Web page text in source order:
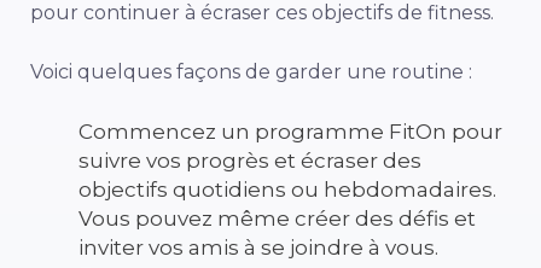
pour continuer à écraser ces objectifs de fitness.
Voici quelques façons de garder une routine :
Commencez un programme FitOn pour
suivre vos progrès et écraser des
objectifs quotidiens ou hebdomadaires.
Vous pouvez même créer des défis et
inviter vos amis à se joindre à vous.